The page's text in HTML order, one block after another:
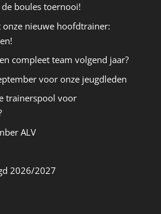
boules toernooi!
onze nieuwe hoofdtrainer:
compleet team volgend jaar?
voor onze jeugdleden
trainerspool voor
ALV
2026/2027